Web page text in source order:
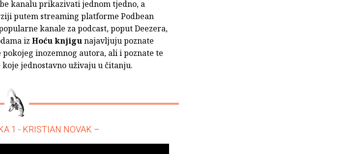
kanalu prikazivati jednom tjedno, a
putem streaming platforme Podbean
kanale za podcast, poput Deezera,
iz Hoću knjigunajavljuju poznate
inozemnog autora, ali i poznate te
jednostavno uživaju u čitanju.
1 - KRISTIAN NOVAK –